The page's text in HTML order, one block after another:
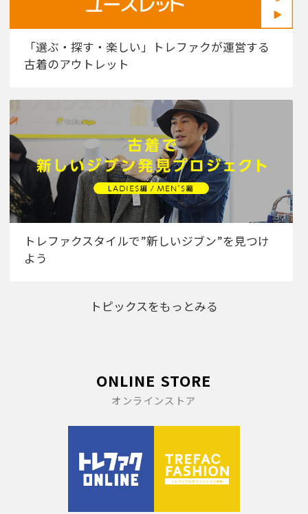
「選ぶ・探す・楽しい」トレファクが運営する
古着のアウトレット
トレファクスタイルで”新しいジブン”を見つけ
よう
トピックスをもっとみる
ONLINE STORE
オンラインストア